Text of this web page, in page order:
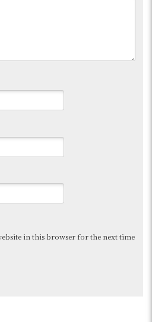
in this browser for the next time